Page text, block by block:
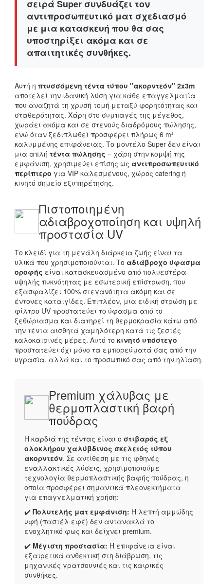
σειρά Super συνδυάζει τον
αντιπροσωπευτικό ματ σχεδιασμό
με μια κατασκευή που θα σας
υποστηρίξει ακόμα και σε
απαιτητικές συνθήκες.
Αυτή η πτυσσόμενη τέντα τύπου "ακορντεόν" 2x3m
αποτελεί την ιδανική λύση για κάθε επαγγελματία
που αναζητά τη χρυσή τομή μεταξύ φορητότητας και
σταθερότητας. Χάρη στο συμπαγές της μέγεθος,
χωράει ακόμα και σε στενούς διαδρόμους πώλησης,
ενώ όταν ξεδιπλωθεί προσφέρει πλήρως 6 m²
καλυμμένης επιφάνειας. Το μοντέλο Super δεν είναι
μια απλή τέντα πώλησης – χάρη στην κομψή της
εμφάνιση, χρησιμεύει επίσης ως αντιπροσωπευτικό
περίπτερο για VIP καλεσμένους, χώρος catering ή
κινητό σημείο εξυπηρέτησης.
Πιστοποιημένη
αδιαβροχοποίηση και υψηλή
προστασία UV
Το κλειδί για τη μεγάλη διάρκεια ζωής είναι τα
υλικά που χρησιμοποιούνται. Το αδιάβροχο ύφασμα
οροφής είναι κατασκευασμένο από πολυεστέρα
υψηλής πυκνότητας με εσωτερική επίστρωση, που
εξασφαλίζει 100% στεγανότητα ακόμη και σε
έντονες καταιγίδες. Επιπλέον, μια ειδική στρώση με
φίλτρο UV προστατεύει το ύφασμα από το
ξεθώριασμα και διατηρεί τη θερμοκρασία κάτω από
την τέντα αισθητά χαμηλότερη κατά τις ζεστές
καλοκαιρινές μέρες. Αυτό το κινητό υπόστεγο
προστατεύει όχι μόνο τα εμπορεύματά σας από την
υγρασία, αλλά και το προσωπικό σας από την ηλίαση.
Premium χάλυβας με
θερμοπλαστική βαφή
πούδρας
Η καρδιά της τέντας είναι ο στιβαρός εξ
ολοκλήρου χαλύβδινος σκελετός τύπου
ακορντεόν. Σε αντίθεση με τις φθηνές
εναλλακτικές λύσεις, χρησιμοποιούμε
τεχνολογία θερμοπλαστικής βαφής πούδρας, η
οποία προσφέρει σημαντικά πλεονεκτήματα
για επαγγελματική χρήση:
✔️ Πολυτελής ματ εμφάνιση: Η λεπτή αμμώδης
υφή (παστέλ εφέ) δεν αντανακλά το
ενοχλητικό φως και δείχνει premium.
✔️ Μέγιστη προστασία: Η επιφάνεια είναι
εξαιρετικά ανθεκτική στη διάβρωση, τις
μηχανικές γρατσουνιές και τις καιρικές
συνθήκες.